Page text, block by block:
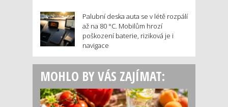
Palubní deska auta se v létě rozpálí
až na 80 °C. Mobilům hrozí
poškození baterie, riziková je i
navigace
MOHLO BY VÁS ZAJÍMAT: